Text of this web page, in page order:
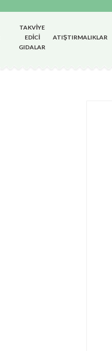
TAKVIYE
EDICI
GIDALAR
ATIŞTIRMALIKLAR